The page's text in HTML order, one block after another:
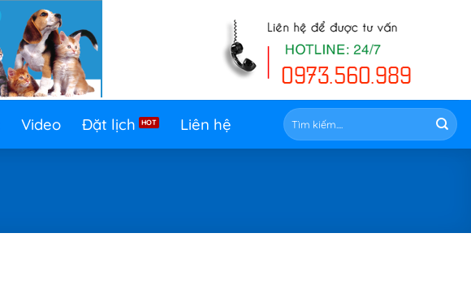
Video Đặt lịch Liên hệ
Tìm
kiếm: